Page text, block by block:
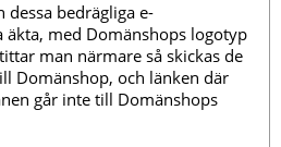
dessa bedrägliga e-
äkta, med Domänshops logotyp
man närmare så skickas de
Domänshop, och länken där
går inte till Domänshops